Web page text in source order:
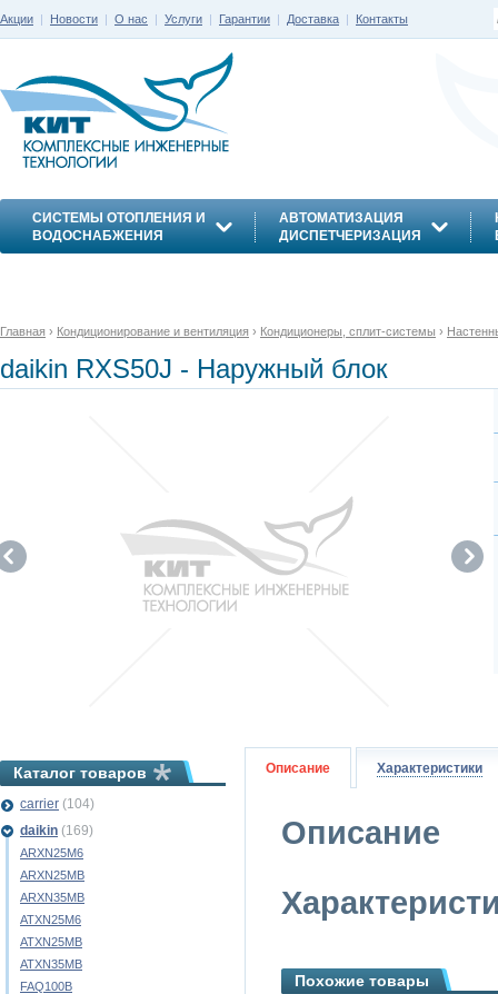
Акции | Новости | О нас | Услуги | Гарантии | Доставка | Контакты
СИСТЕМЫ ОТОПЛЕНИЯ И
ВОДОСНАБЖЕНИЯ
АВТОМАТИЗАЦИЯ
ДИСПЕТЧЕРИЗАЦИЯ
Главная › Кондиционирование и вентиляция › Кондиционеры, сплит-системы ›
daikin RXS50J - Наружный блок
Описание Характеристики
Описание
Похожие товары
Каталог товаров
carrier (104)
daikin (169)
ARXN25M6
ARXN25MB
ARXN35MB
ATXN25M6
ATXN25MB
ATXN35MB
FAQ100B